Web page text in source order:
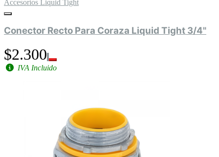
Accesorios Liquid Tight
Conector Recto Para Coraza Liquid Tight 3/4"
$2.300
IVA Incluido